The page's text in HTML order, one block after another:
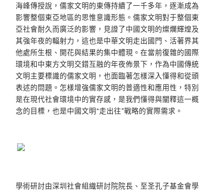
海峰傳授說，儒家文明的東傳持續了一千多年，逐漸成為
影響整個東亞地區的思惟意識形態。儒家文明對于整個東
亞社會耐久而廣泛的影響，見證了中國文明的燦爛輝煌及
其強年夜的輻射力，這也是中華文明走出國門、活著界其
他處所生根、開花與結果的集中體現。在當前復雜的國際
環境和中東方文明交錯互融的年夜佈景下，作為中國傳統
文明主要標識的儒家文明，也面臨著怎樣深入懂得和從頭
表述的問題。怎樣增強儒家文明的普適性和應用性，特別
是在現代社會環境中的實存感，是我們懂得與闡釋這一概
念的目標，也是中國文明“走出往”戰略的實際需求。
學術研討由深圳社會組織研討院院長、至圣孔子基金會學